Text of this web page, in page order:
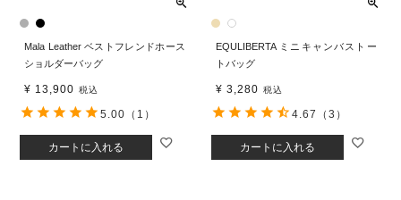
Mala Leather ベストフレンドホース
ショルダーバッグ
¥ 13,900 税込
カートに入れる
5.00 （1）
EQULIBERTA ミニキャンバストー
トバッグ
¥ 3,280 税込
カートに入れる
4.67 （3）